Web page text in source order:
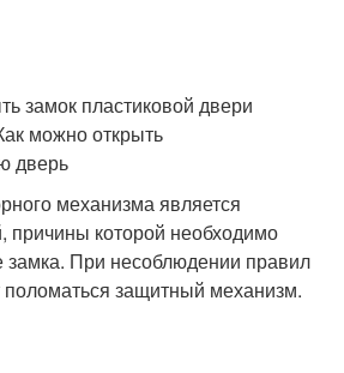
механизма является
причины которой необходимо
замка. При несоблюдении правил
поломаться защитный механизм.